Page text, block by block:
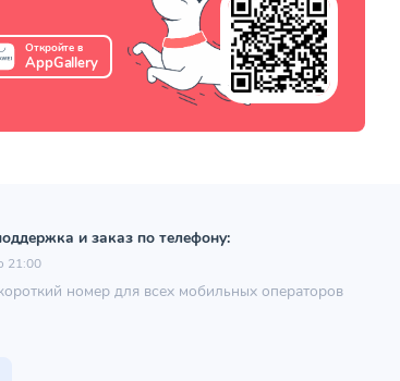
Откройте в
AppGallery
и заказ по телефону:
21:00
номер для всех мобильных операторов